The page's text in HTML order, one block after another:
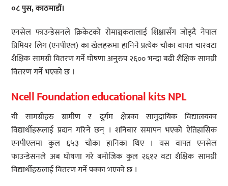
०८ पुस, काठमाडौं।
एनसेल फाउन्डेसनले क्रिकेटको रोमाञ्चकतालाई शिक्षासँग जोड्दै नेपाल
प्रिमियर लिग (एनपीएल) का खेलहरूमा हानिने प्रत्येक चौका वापत चारवटा
शैक्षिक सामग्री वितरण गर्ने घोषणा अनुरुप २६०० भन्दा बढी शैक्षिक सामग्री
वितरण गर्ने भएको छ ।
Ncell Foundation educational kits NPL
यी सामग्रीहरु ग्रामीण र दुर्गम क्षेत्रका सामुदायिक विद्यालयका
विद्यार्थीहरूलाई प्रदान गरिने छन् । शनिबार समापन भएको ऐतिहासिक
एनपीएलमा कुल ६५३ चौका हानिका थिए । यस वापत एनसेल
फाउन्डेसनले अब घोषणा गरे बमोजिक कुल २६१२ वटा शैक्षिक सामग्री
विद्यार्थीहरुलाई वितरण गर्ने पक्का भएको छ ।